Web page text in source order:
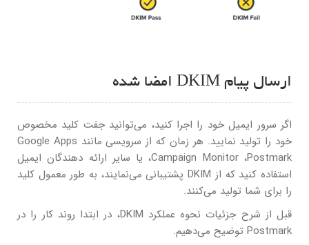
ارسال پیام DKIM امضا شده
اگر سرور ایمیل خود را اجرا کنید، می‌توانید جفت کلید مخصوص
خود را تولید نمایید. هر زمان که از سرویسی مانند Google Apps
،Campaign Monitor ،Postmark یا سایر ارائه دهندگان ایمیل
استفاده کنید که از DKIM پشتیبانی می‌نمایند، به طور معمول کلید
را برای شما تولید می‌کنند.
قبل از شرح جزئیات نحوه عملکرد DKIM، در ابتدا روند کار را در
Postmark توضیح می‌دهیم.